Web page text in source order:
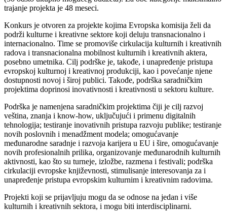
trajanje projekta je 48 meseci.
Konkurs je otvoren za projekte kojima Evropska komisija želi da
podrži kulturne i kreativne sektore koji deluju transnacionalno i
internacionalno. Time se promoviše cirkulacija kulturnih i kreativnih
radova i transnacionalna mobilnost kulturnih i kreativnih aktera,
posebno umetnika. Cilj podrške je, takođe, i unapređenje pristupa
evropskoj kulturnoj i kreativnoj produkciji, kao i povećanje njene
dostupnosti novoj i široj publici. Takođe, podrška saradničkim
projektima doprinosi inovativnosti i kreativnosti u sektoru kulture.
Podrška je namenjena saradničkim projektima čiji je cilj razvoj
veština, znanja i know-how, uključujući i primenu digitalnih
tehnologija; testiranje inovativnih pristupa razvoju publike; testiranje
novih poslovnih i menadžment modela; omogućavanje
međunarodne saradnje i razvoja karijera u EU i šire, omogućavanje
novih profesionalnih prilika, organizovanje međunarodnih kulturnih
aktivnosti, kao što su turneje, izložbe, razmena i festivali; podrška
cirkulaciji evropske književnosti, stimulisanje interesovanja za i
unapređenje pristupa evropskim kulturnim i kreativnim radovima.
Projekti koji se prijavljuju mogu da se odnose na jedan i više
kulturnih i kreativnih sektora, i mogu biti interdisciplinarni.